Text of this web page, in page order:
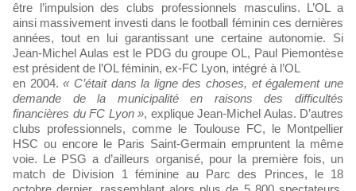
être l’impulsion des clubs professionnels masculins. L’OL a
ainsi massivement investi dans le football féminin ces dernières
années, tout en lui garantissant une certaine autonomie. Si
Jean-Michel Aulas est le PDG du groupe OL, Paul Piemontèse
est président de l’OL féminin, ex-FC Lyon, intégré à l’OL
en 2004.« C’était dans la ligne des choses, et également une
demande de la municipalité en raisons des difficultés
financières du FC Lyon », explique Jean-Michel Aulas. D’autres
clubs professionnels, comme le Toulouse FC, le Montpellier
HSC ou encore le Paris Saint-Germain empruntent la même
voie. Le PSG a d’ailleurs organisé, pour la première fois, un
match de Division 1 féminine au Parc des Princes, le 18